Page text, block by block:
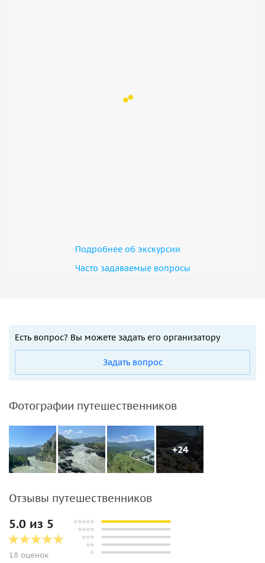
Подробнее об экскурсии
Часто задаваемые вопросы
Есть вопрос? Вы можете задать его организатору
Задать вопрос
Фотографии путешественников
+24
Отзывы путешественников
5.0 из 5
18 оценок